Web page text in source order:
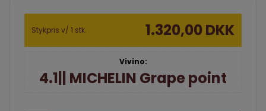
Stykpris v/ 1 stk. 1.320,00 DKK
Vivino:
4.1|| MICHELIN Grape point